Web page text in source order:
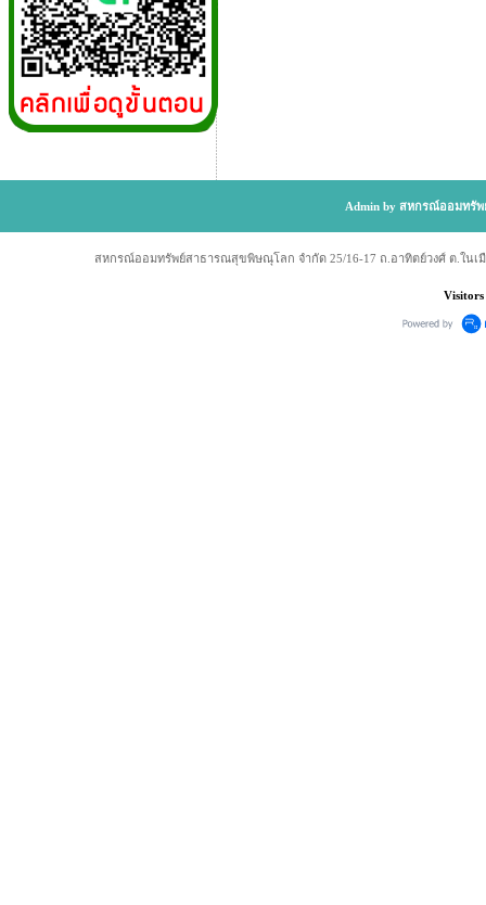
Admin by สหกรณ์ออมทรั
สหกรณ์ออมทรัพย์สาธารณสุขพิษณุโลก จำกัด 25/16-17 ถ.อาทิตย์วงศ์ ต.ในเ
Visitors